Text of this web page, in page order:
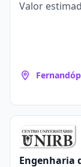
Valor
Engenharia